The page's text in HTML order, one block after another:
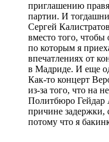
приглашению
партии. И
Сергей
вместо того,
по которым я
впечатлениях от
в Мадриде. И еще
Как-то концерт
из-за того, что на
Политбюро Гейдар
причине задержки,
потому что я